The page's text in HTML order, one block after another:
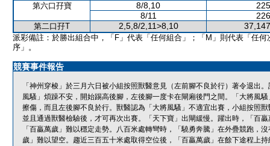
第六口孖寶 8/8,10
8/11
第二口孖T 2,5,8/2,11>8,10
派彩備註：於勝出組合中，「F」代表「任何組合」；「M」則代表「任何
序」。
競賽事件報告
「神州穿梭」於三月六日被小組按照獸醫意見（左前腳不良於行）著令退出
風騷」煩躁不安，開始踢高後腳，左後腳一度卡在閘廂後門之間。「大將風
擦傷，而且左後腳不良於行。獸醫認為「大將風騷」不適宜出賽，小組按照
並且通過獸醫檢驗後，才可再次出賽。「天下寶」出閘緩慢。躍出時，「百
「百贏萬歲」難以穩定走勢。八百米處轉彎時，「驍勇奔騰」在外疊競跑，
歲」難以望空。趨近三百五十米處取得空位後，「百贏萬歲」在餘下途程上